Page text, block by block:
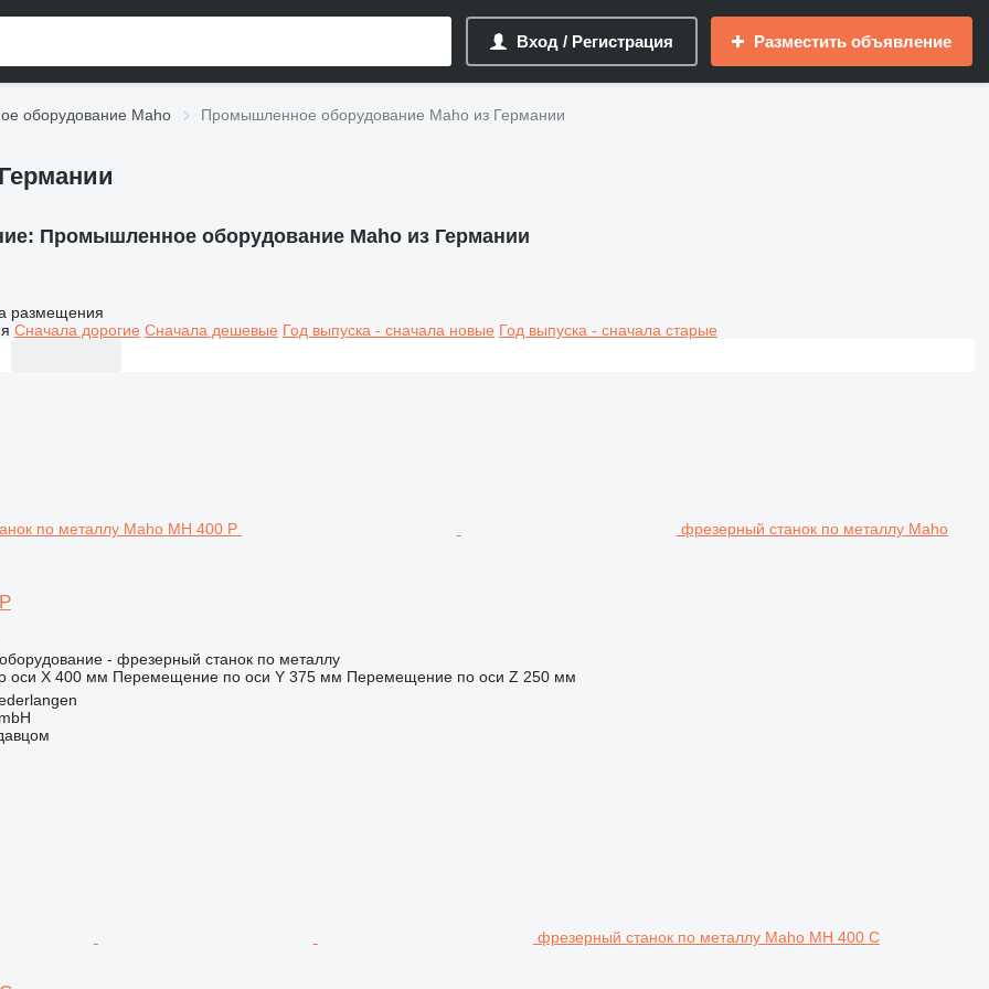
Вход / Регистрация Разместить объявление
оборудование Maho Промышленное оборудование Maho из Германии
Промышленное оборудование Maho из Германии
размещения
Сначала дорогие Сначала дешевые Год выпуска - сначала новые Год выпуска - сначала старые
фрезерный станок по металлу Maho
- фрезерный станок по металлу
оси X 400 мм Перемещение по оси Y 375 мм Перемещение по оси Z 250 мм
фрезерный станок по металлу Maho MH 400 C